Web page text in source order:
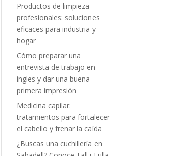
Productos de limpieza
profesionales: soluciones
eficaces para industria y
hogar
Cómo preparar una
entrevista de trabajo en
ingles y dar una buena
primera impresión
Medicina capilar:
tratamientos para fortalecer
el cabello y frenar la caída
¿Buscas una cuchillería en